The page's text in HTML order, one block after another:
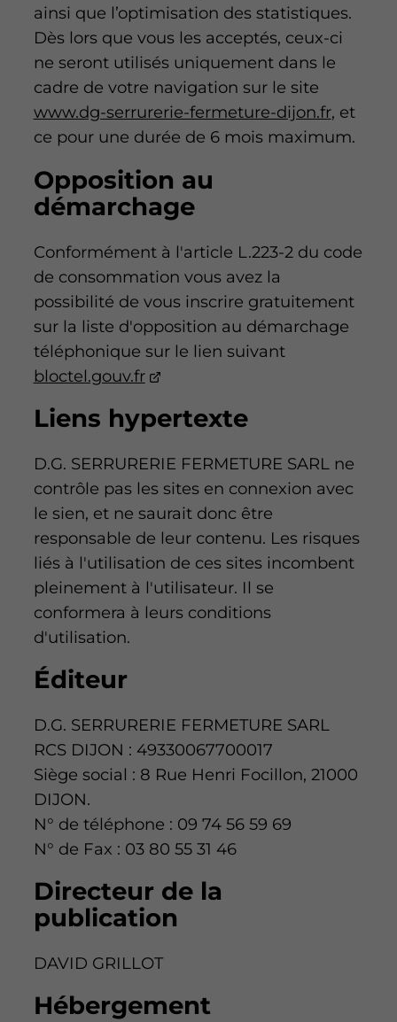
ainsi que l’optimisation des statistiques.
Dès lors que vous les acceptés, ceux-ci
ne seront utilisés uniquement dans le
cadre de votre navigation sur le site
www.dg-serrurerie-fermeture-dijon.fr, et
ce pour une durée de 6 mois maximum.
Opposition au
démarchage
Conformément à l'article L.223-2 du code
de consommation vous avez la
possibilité de vous inscrire gratuitement
sur la liste d'opposition au démarchage
téléphonique sur le lien suivant
bloctel.gouv.fr
Liens hypertexte
D.G. SERRURERIE FERMETURE SARL ne
contrôle pas les sites en connexion avec
le sien, et ne saurait donc être
responsable de leur contenu. Les risques
liés à l'utilisation de ces sites incombent
pleinement à l'utilisateur. Il se
conformera à leurs conditions
d'utilisation.
Éditeur
D.G. SERRURERIE FERMETURE SARL
RCS DIJON : 49330067700017
Siège social : 8 Rue Henri Focillon, 21000
DIJON.
N° de téléphone : 09 74 56 59 69
N° de Fax : 03 80 55 31 46
Directeur de la
publication
DAVID GRILLOT
Hébergement